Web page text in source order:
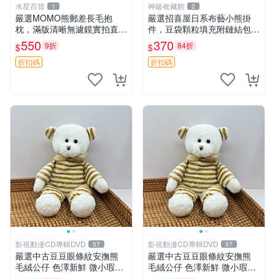
水星百貨 1
嚴選MOMO熊郵差長毛抱
枕，滿版清晰無濾鏡實拍直
銷。每周新品到貨，不容錯
過！ 郵差熊 長毛 抱枕
$550 9折
折扣碼
神級收藏館 2
嚴選招喜屋日系布藝小熊掛
件，豆袋顆粒填充附鏈結包與
鑰匙叢聚毛絨公仔 和風小熊
毛絨公仔 豆袋掛件
$370 84折
折扣碼
影視動漫CD專輯DVD 57
嚴選中古豆豆眼條紋安撫熊
毛絨公仔 色澤新鮮 微小瑕疵
影視動漫CD專輯DVD 57
嚴選中古豆豆眼條紋安撫熊
毛絨公仔 色澤新鮮 微小瑕疵